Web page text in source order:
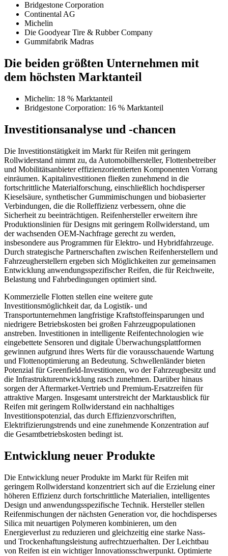
Bridgestone Corporation
Continental AG
Michelin
Die Goodyear Tire & Rubber Company
Gummifabrik Madras
Die beiden größten Unternehmen mit
dem höchsten Marktanteil
Michelin: 18 % Marktanteil
Bridgestone Corporation: 16 % Marktanteil
Investitionsanalyse und -chancen
Die Investitionstätigkeit im Markt für Reifen mit geringem
Rollwiderstand nimmt zu, da Automobilhersteller, Flottenbetreiber
und Mobilitätsanbieter effizienzorientierten Komponenten Vorrang
einräumen. Kapitalinvestitionen fließen zunehmend in die
fortschrittliche Materialforschung, einschließlich hochdisperser
Kieselsäure, synthetischer Gummimischungen und biobasierter
Verbindungen, die die Rolleffizienz verbessern, ohne die
Sicherheit zu beeinträchtigen. Reifenhersteller erweitern ihre
Produktionslinien für Designs mit geringem Rollwiderstand, um
der wachsenden OEM-Nachfrage gerecht zu werden,
insbesondere aus Programmen für Elektro- und Hybridfahrzeuge.
Durch strategische Partnerschaften zwischen Reifenherstellern und
Fahrzeugherstellern ergeben sich Möglichkeiten zur gemeinsamen
Entwicklung anwendungsspezifischer Reifen, die für Reichweite,
Belastung und Fahrbedingungen optimiert sind.
Kommerzielle Flotten stellen eine weitere gute
Investitionsmöglichkeit dar, da Logistik- und
Transportunternehmen langfristige Kraftstoffeinsparungen und
niedrigere Betriebskosten bei großen Fahrzeugpopulationen
anstreben. Investitionen in intelligente Reifentechnologien wie
eingebettete Sensoren und digitale Überwachungsplattformen
gewinnen aufgrund ihres Werts für die vorausschauende Wartung
und Flottenoptimierung an Bedeutung. Schwellenländer bieten
Potenzial für Greenfield-Investitionen, wo der Fahrzeugbesitz und
die Infrastrukturentwicklung rasch zunehmen. Darüber hinaus
sorgen der Aftermarket-Vertrieb und Premium-Ersatzreifen für
attraktive Margen. Insgesamt unterstreicht der Marktausblick für
Reifen mit geringem Rollwiderstand ein nachhaltiges
Investitionspotenzial, das durch Effizienzvorschriften,
Elektrifizierungstrends und eine zunehmende Konzentration auf
die Gesamtbetriebskosten bedingt ist.
Entwicklung neuer Produkte
Die Entwicklung neuer Produkte im Markt für Reifen mit
geringem Rollwiderstand konzentriert sich auf die Erzielung einer
höheren Effizienz durch fortschrittliche Materialien, intelligentes
Design und anwendungsspezifische Technik. Hersteller stellen
Reifenmischungen der nächsten Generation vor, die hochdisperses
Silica mit neuartigen Polymeren kombinieren, um den
Energieverlust zu reduzieren und gleichzeitig eine starke Nass-
und Trockenhaftungsleistung aufrechtzuerhalten. Der Leichtbau
von Reifen ist ein wichtiger Innovationsschwerpunkt. Optimierte